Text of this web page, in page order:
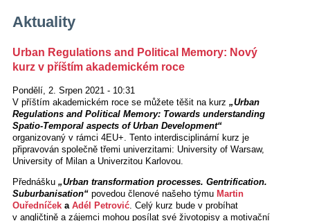
Aktuality
Urban Regulations and Political Memory: Nový
kurz v příštím akademickém roce
Pondělí, 2. Srpen 2021 - 10:31
V příštím akademickém roce se můžete těšit na kurz „Urban
Regulations and Political Memory: Towards understanding
Spatio-Temporal aspects of Urban Development“
organizovaný v rámci 4EU+. Tento interdisciplinární kurz je
připravován společně třemi univerzitami: University of Warsaw,
University of Milan a Univerzitou Karlovou.
Přednášku„Urban transformation processes. Gentrification.
Suburbanisation“ povedou členové našeho týmu Martin
Ouředníčeka Adél Petrović. Celý kurz bude v probíhat
v angličtině a zájemci mohou posílat své životopisy a motivační